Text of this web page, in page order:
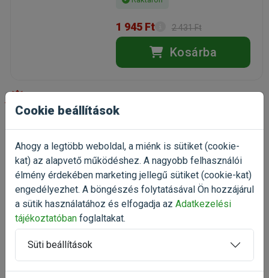
1 945 Ft 2 431 Ft
Kosárba
-20%
ExoTerra Solar Glo
napfényízzó 125W
meleget és fényt adó terráriumi
izzó
(1)
Kiszerelés: 1 Darab
Gyártó:ExoTerra
Egységár: 17 965 Ft / db
Ingyenes szállítás csomagpontra
Cookie beállítások
Ahogy a legtöbb weboldal, a miénk is sütiket (cookie-
kat) az alapvető működéshez. A nagyobb felhasználói
élmény érdekében marketing jellegű sütiket (cookie-kat)
engedélyezhet. A böngészés folytatásával Ön hozzájárul
a sütik használatához és elfogadja az Adatkezelési
tájékoztatóban foglaltakat.
Süti beállítások